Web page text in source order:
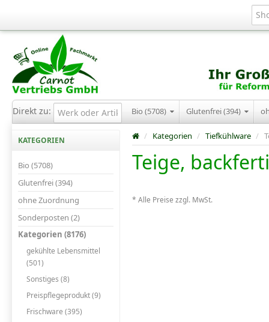
Direkt zu: Bio (5708) Glutenfrei (394)
KATEGORIEN
Bio (5708)
Glutenfrei (394)
ohne Zuordnung
Sonderposten (2)
Kategorien (8176)
gekühlte Lebensmittel
(501)
Sonstiges (8)
Preispflegeprodukt (9)
Frischware (395)
/ Kategorien / Tiefkühlware /
Teige,
* Alle Preise zzgl. MwSt.